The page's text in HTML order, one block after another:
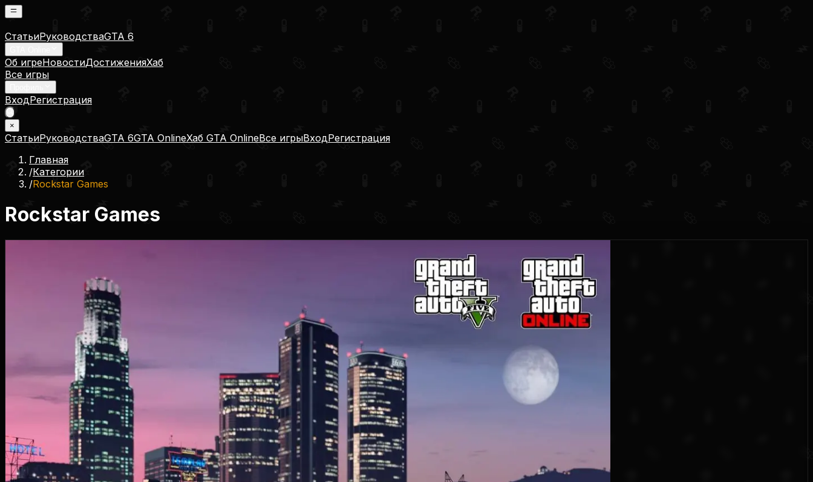
СтатьиРуководстваGTA 6
Об игреНовостиДостиженияХаб
Все игры
ВходРегистрация
×
СтатьиРуководстваGTA 6GTA OnlineХаб GTA OnlineВсе игрыВходРегистрация
Главная
/Категории
/Rockstar Games
Rockstar Games